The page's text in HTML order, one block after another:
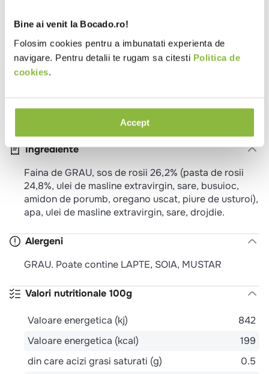
Bine ai venit la Bocado.ro!
Folosim cookies pentru a imbunatati experienta de
navigare. Pentru detalii te rugam sa citesti Politica de
cookies.
Accept
3-4 min:
pizza din ambalaj si adaugati un topping la alegere
(fara ingrediente lichide). Introduceti pizza in cuptor
si coaceti timp de 3-4 minute. Pentru cele mai bune
de minute inainte. Produsul trebuie gatit complet
Ingrediente
Faina de GRAU, sos de rosii 26,2% (pasta de rosii
24,8%, ulei de masline extravirgin, sare, busuioc,
amidon de porumb, oregano uscat, piure de usturoi),
apa, ulei de masline extravirgin, sare, drojdie.
Alergeni
GRAU. Poate contine LAPTE, SOIA, MUSTAR
Valori nutritionale 100g
Valoare energetica (kj)
842
Valoare energetica (kcal)
199
din care acizi grasi saturati (g)
0.5